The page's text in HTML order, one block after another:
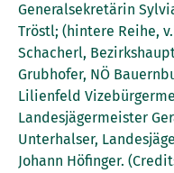
Generalsekretärin
Tröstl; (hintere Reihe,
Schacherl,
Grubhofer, NÖ
Lilienfeld
Landesjägermeister
Unterhalser,
Johann Höfinger.